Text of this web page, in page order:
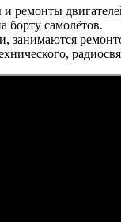
борту самолётов.